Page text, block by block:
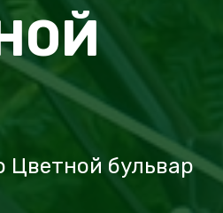
Цветной бульвар